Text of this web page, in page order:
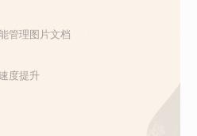
管理图片文档
度提升